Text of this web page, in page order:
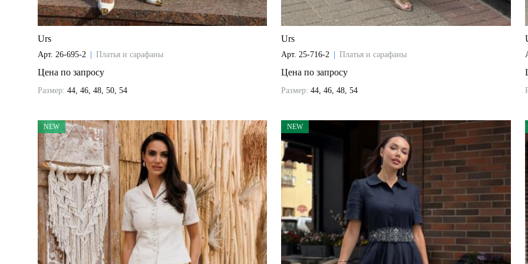
Urs
Арт. 26-695-2 | Платья и сарафаны
Цена по запросу
Размер: 44, 46, 48, 50, 54
Urs
Арт. 25-716-2 | Платья и сарафаны
Цена по запросу
Размер: 44, 46, 48, 54
NEW NEW